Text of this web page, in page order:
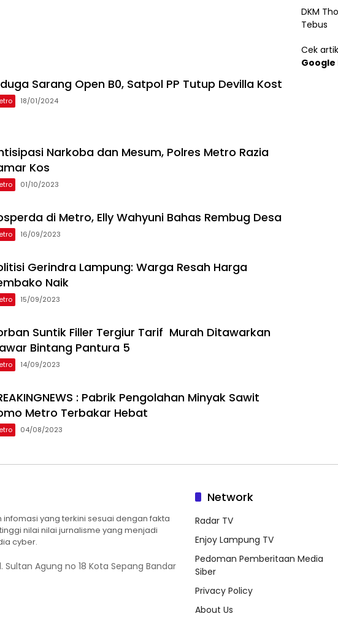
Sarang Open B0, Satpol PP Tutup Devilla Kost
18/01/2024
Narkoba dan Mesum, Polres Metro Razia
Kos
01/10/2023
di Metro, Elly Wahyuni Bahas Rembug Desa
16/09/2023
Gerindra Lampung: Warga Resah Harga
Naik
15/09/2023
Suntik Filler Tergiur Tarif Murah Ditawarkan
Bintang Pantura 5
14/09/2023
: Pabrik Pengolahan Minyak Sawit
Metro Terbakar Hebat
04/08/2023
DKM
Tebus
Cek
Google
yang terkini sesuai dengan fakta
nilai nilai jurnalisme yang menjadi
cyber.
Sultan Agung no 18 Kota Sepang Bandar
Network
Radar TV
Enjoy Lampung TV
Pedoman Pemberitaan Media
Siber
Privacy Policy
About Us